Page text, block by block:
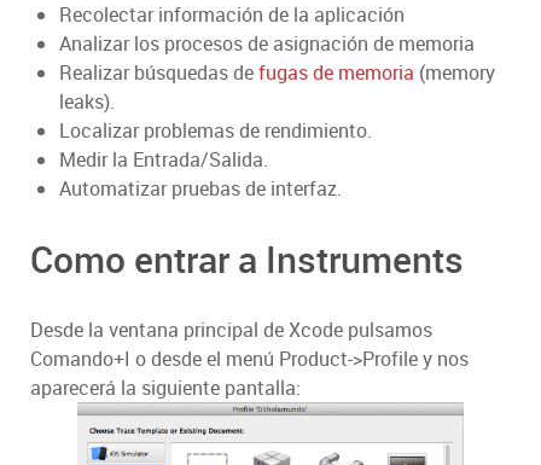
Recolectar información de la aplicación
Analizar los procesos de asignación de memoria
Realizar búsquedas defugas de memoria (memory
leaks).
Localizar problemas de rendimiento.
Medir la Entrada/Salida.
Automatizar pruebas de interfaz.
Como entrar a Instruments
Desde la ventana principal de Xcode pulsamos
Comando+I o desde el menú Product->Profile y nos
aparecerá la siguiente pantalla: